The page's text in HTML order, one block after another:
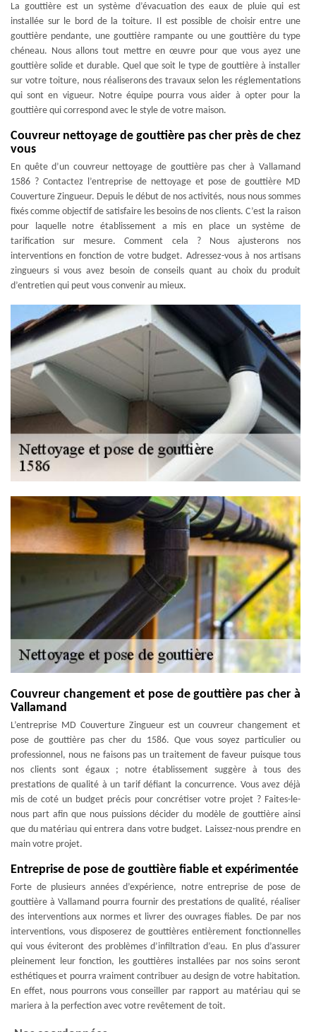
La gouttière est un système d’évacuation des eaux de pluie qui est
installée sur le bord de la toiture. Il est possible de choisir entre une
gouttière pendante, une gouttière rampante ou une gouttière du type
chéneau. Nous allons tout mettre en œuvre pour que vous ayez une
gouttière solide et durable. Quel que soit le type de gouttière à installer
sur votre toiture, nous réaliserons des travaux selon les réglementations
qui sont en vigueur. Notre équipe pourra vous aider à opter pour la
gouttière qui correspond avec le style de votre maison.
Couvreur nettoyage de gouttière pas cher près de chez
vous
En quête d’un couvreur nettoyage de gouttière pas cher à Vallamand
1586 ? Contactez l’entreprise de nettoyage et pose de gouttière MD
Couverture Zingueur. Depuis le début de nos activités, nous nous sommes
fixés comme objectif de satisfaire les besoins de nos clients. C’est la raison
pour laquelle notre établissement a mis en place un système de
tarification sur mesure. Comment cela ? Nous ajusterons nos
interventions en fonction de votre budget. Adressez-vous à nos artisans
zingueurs si vous avez besoin de conseils quant au choix du produit
d’entretien qui peut vous convenir au mieux.
Couvreur changement et pose de gouttière pas cher à
Vallamand
L’entreprise MD Couverture Zingueur est un couvreur changement et
pose de gouttière pas cher du 1586. Que vous soyez particulier ou
professionnel, nous ne faisons pas un traitement de faveur puisque tous
nos clients sont égaux ; notre établissement suggère à tous des
prestations de qualité à un tarif défiant la concurrence. Vous avez déjà
mis de coté un budget précis pour concrétiser votre projet ? Faites-le-
nous part afin que nous puissions décider du modèle de gouttière ainsi
que du matériau qui entrera dans votre budget. Laissez-nous prendre en
main votre projet.
Entreprise de pose de gouttière fiable et expérimentée
Forte de plusieurs années d’expérience, notre entreprise de pose de
gouttière à Vallamand pourra fournir des prestations de qualité, réaliser
des interventions aux normes et livrer des ouvrages fiables. De par nos
interventions, vous disposerez de gouttières entièrement fonctionnelles
qui vous éviteront des problèmes d’infiltration d’eau. En plus d’assurer
pleinement leur fonction, les gouttières installées par nos soins seront
esthétiques et pourra vraiment contribuer au design de votre habitation.
En effet, nous pourrons vous conseiller par rapport au matériau qui se
mariera à la perfection avec votre revêtement de toit.